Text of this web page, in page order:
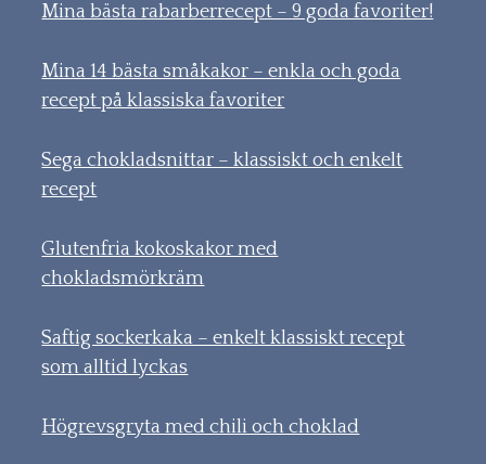
Mina bästa rabarberrecept – 9 goda favoriter!
Mina 14 bästa småkakor – enkla och goda
recept på klassiska favoriter
Sega chokladsnittar – klassiskt och enkelt
recept
Glutenfria kokoskakor med
chokladsmörkräm
Saftig sockerkaka – enkelt klassiskt recept
som alltid lyckas
Högrevsgryta med chili och choklad